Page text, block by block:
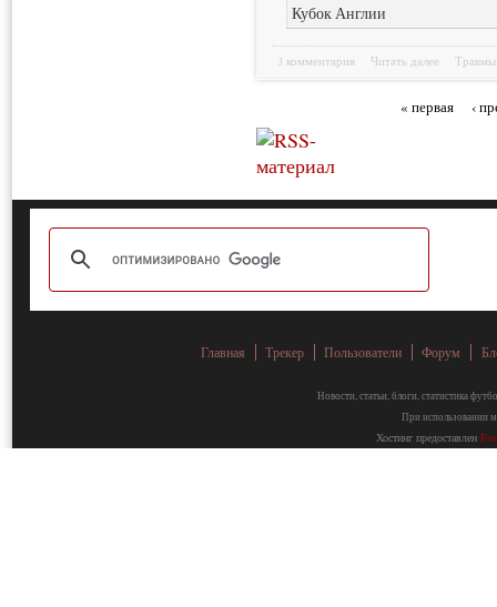
Кубок Англии
3 комментария Читать далее Травмы
« первая ‹
Главная Трекер Пользователи Форум
Новости, статьи, блоги, статистика
При использовании
Хостинг предоставлен